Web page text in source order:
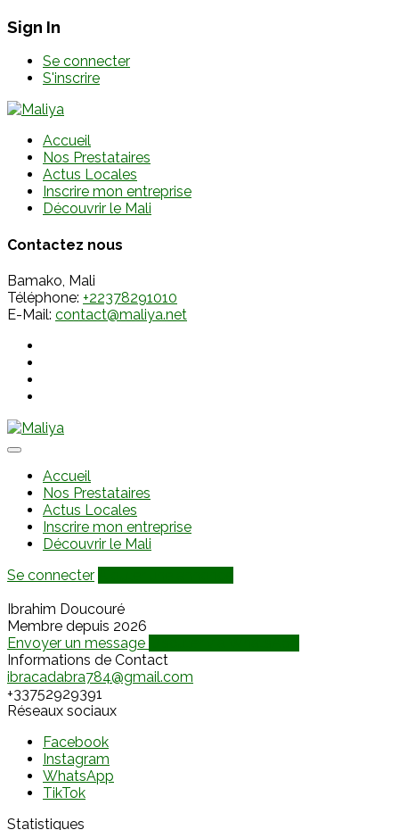
Sign In
Se connecter
S'inscrire
Accueil
Nos Prestataires
Actus Locales
Inscrire mon entreprise
Découvrir le Mali
Contactez nous
Bamako, Mali
Téléphone: +22378291010
E-Mail: contact@maliya.net
Accueil
Nos Prestataires
Actus Locales
Inscrire mon entreprise
Découvrir le Mali
Se connecter
Ibrahim Doucouré
Membre depuis 2026
Envoyer un message
Informations de Contact
ibracadabra784@gmail.com
+33752929391
Réseaux sociaux
Facebook
Instagram
WhatsApp
TikTok
Statistiques